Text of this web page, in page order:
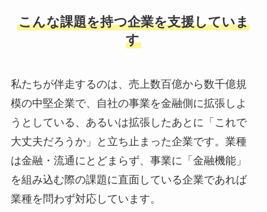
こんな課題を持つ企業を支援していま
す
私たちが伴走するのは、売上数百億から数千億規
模の中堅企業で、自社の事業を金融側に拡張しよ
うとしている、あるいは拡張したあとに「これで
大丈夫だろうか」と立ち止まった企業です。業種
は金融・流通にとどまらず、事業に「金融機能」
を組み込む際の課題に直面している企業であれば
業種を問わず対応しています。